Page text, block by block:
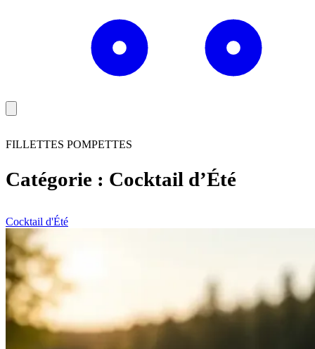
FILLETTES POMPETTES
Catégorie : Cocktail d’Été
Cocktail d'Été